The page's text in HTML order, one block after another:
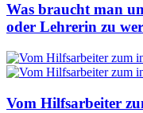
Was braucht man
oder Lehrerin zu
Vom Hilfsarbeiter